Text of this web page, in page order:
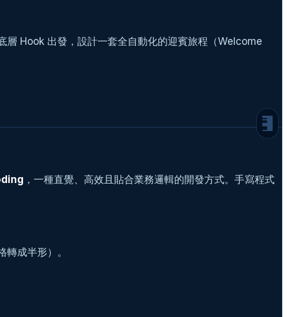
層 Hook 出發，設計一套全自動化的迎賓旅程（Welcome
，一種直覺、高效且貼合業務邏輯的開發方式。手寫程式
成半形）。
架構設計：從 WordPress 到 CRM 的資料
Eric 的開發小叮嚀